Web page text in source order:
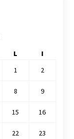
L
I
1
2
8 9
15 16
22 23